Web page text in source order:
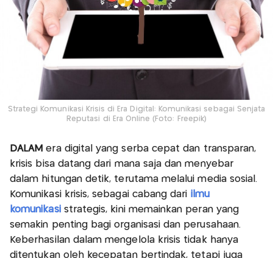
Strategi Komunikasi Krisis di Era Digital: Komunikasi sebagai Senjata
Reputasi di Era Online (Foto: Freepik)
DALAMera digital yang serba cepat dan transparan,
krisis bisa datang dari mana saja dan menyebar
dalam hitungan detik, terutama melalui media sosial.
Komunikasi krisis, sebagai cabang dari ilmu
komunikasistrategis, kini memainkan peran yang
semakin penting bagi organisasi dan perusahaan.
Keberhasilan dalam mengelola krisis tidak hanya
ditentukan oleh kecepatan bertindak, tetapi juga